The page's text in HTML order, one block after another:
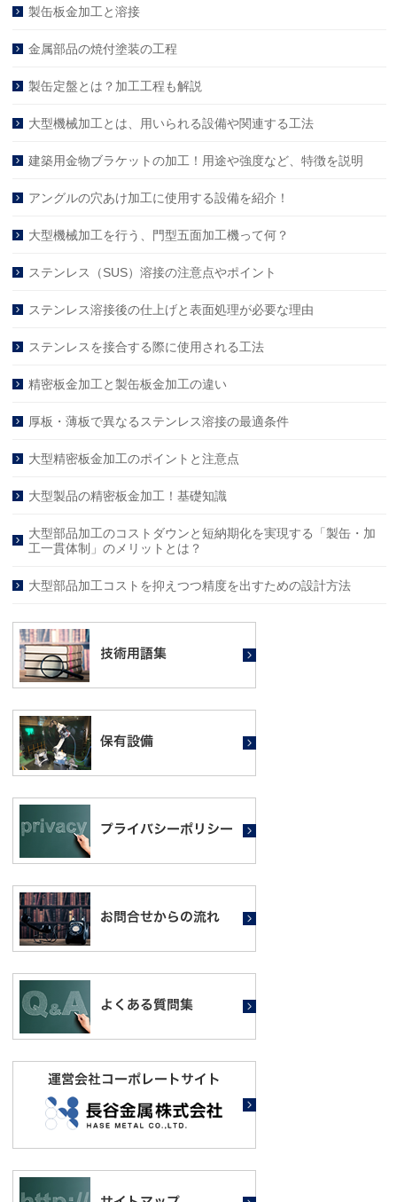
製缶板金加工と溶接
金属部品の焼付塗装の工程
製缶定盤とは？加工工程も解説
大型機械加工とは、用いられる設備や関連する工法
建築用金物ブラケットの加工！用途や強度など、特徴を説明
アングルの穴あけ加工に使用する設備を紹介！
大型機械加工を行う、門型五面加工機って何？
ステンレス（SUS）溶接の注意点やポイント
ステンレス溶接後の仕上げと表面処理が必要な理由
ステンレスを接合する際に使用される工法
精密板金加工と製缶板金加工の違い
厚板・薄板で異なるステンレス溶接の最適条件
大型精密板金加工のポイントと注意点
大型製品の精密板金加工！基礎知識
大型部品加工のコストダウンと短納期化を実現する「製缶・加
工一貫体制」のメリットとは？
大型部品加工コストを抑えつつ精度を出すための設計方法